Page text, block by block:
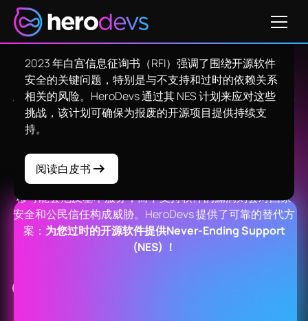
为您的政府系统提供永无止
境的支持
着关键开源技术的生命周期即将结束，政府机构面临着维
持安全、不间断的公共服务的挑战。进行昂贵、耗时的迁
移可能会危及基本服务，而不支持软件的漏洞则会对国家
安全和公民信任构成威胁。HeroDevs 提供了可靠的替代方
案： 为您过时的开源软件提供Never-Ending Support
(NES) ！
源安全计划
2023 年白宫信息征询书（RFI）强调了围绕开源软件
安全的关键问题，特别是与不支持和过时的依赖关系
相关的风险。HeroDevs 通过其 NES 计划来应对这些
挑战，该计划可确保为报废的开源项目提供持续支
持。
阅读白皮书